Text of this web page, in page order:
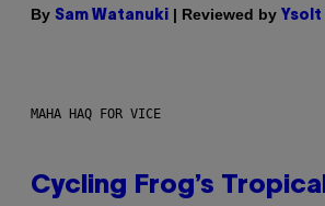
By Sam Watanuki | Reviewed by Ysolt
MAHA HAQ FOR VICE
Cycling Frog’s